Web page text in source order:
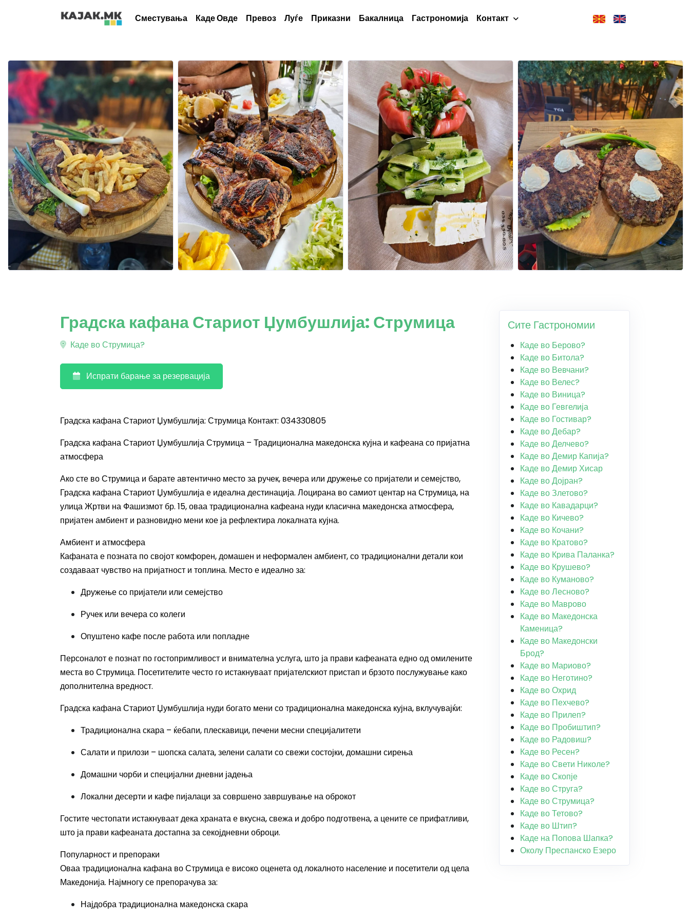
Сместувања Каде Овде Превоз Луѓе Приказни Бакалница Гастрономија Контакт
Градска кафана Стариот Џумбушлија: Струмица
Каде во Струмица?
Испрати барање за резервација
Градска кафана Стариот Џумбушлија: Струмица Контакт: 034330805
Градска кафана Стариот Џумбушлија Струмица – Традиционална македонска кујна и кафеана со пријатна
атмосфера
Ако сте во Струмица и барате автентично место за ручек, вечера или дружење со пријатели и семејство,
Градска кафана Стариот Џумбушлија е идеална дестинација. Лоцирана во самиот центар на Струмица, на
улица Жртви на Фашизмот бр. 15, оваа традиционална кафеана нуди класична македонска атмосфера,
пријатен амбиент и разновидно мени кое ја рефлектира локалната кујна.
Амбиент и атмосфера
Кафаната е позната по својот комфорен, домашен и неформален амбиент, со традиционални детали кои
создаваат чувство на пријатност и топлина. Место е идеално за:
Дружење со пријатели или семејство
Ручек или вечера со колеги
Опуштено кафе после работа или попладне
Персоналот е познат по гостопримливост и внимателна услуга, што ја прави кафеаната едно од омилените
места во Струмица. Посетителите често го истакнуваат пријателскиот пристап и брзото послужување како
дополнителна вредност.
Градска кафана Стариот Џумбушлија нуди богато мени со традиционална македонска кујна, вклучувајќи:
Традиционална скара – ќебапи, плескавици, печени месни специјалитети
Салати и прилози – шопска салата, зелени салати со свежи состојки, домашни сирења
Домашни чорби и специјални дневни јадења
Локални десерти и кафе пијалаци за совршено завршување на оброкот
Гостите честопати истакнуваат дека храната е вкусна, свежа и добро подготвена, а цените се прифатливи,
што ја прави кафеаната достапна за секојдневни оброци.
Популарност и препораки
Оваа традиционална кафана во Струмица е високо оценета од локалното население и посетители од цела
Македонија. Најмногу се препорачува за:
Најдобра традиционална македонска скара
Сите Гастрономии
Каде во Берово?
Каде во Битола?
Каде во Вевчани?
Каде во Велес?
Каде во Виница?
Каде во Гевгелија
Каде во Гостивар?
Каде во Дебар?
Каде во Делчево?
Каде во Демир Капија?
Каде во Демир Хисар
Каде во Дојран?
Каде во Злетово?
Каде во Кавадарци?
Каде во Кичево?
Каде во Кочани?
Каде во Кратово?
Каде во Крива Паланка?
Каде во Крушево?
Каде во Куманово?
Каде во Лесново?
Каде во Маврово
Каде во Македонска
Каменица?
Каде во Македонски
Брод?
Каде во Мариово?
Каде во Неготино?
Каде во Охрид
Каде во Пехчево?
Каде во Прилеп?
Каде во Пробиштип?
Каде во Радовиш?
Каде во Ресен?
Каде во Свети Николе?
Каде во Скопје
Каде во Струга?
Каде во Струмица?
Каде во Тетово?
Каде во Штип?
Каде на Попова Шапка?
Околу Преспанско Езеро